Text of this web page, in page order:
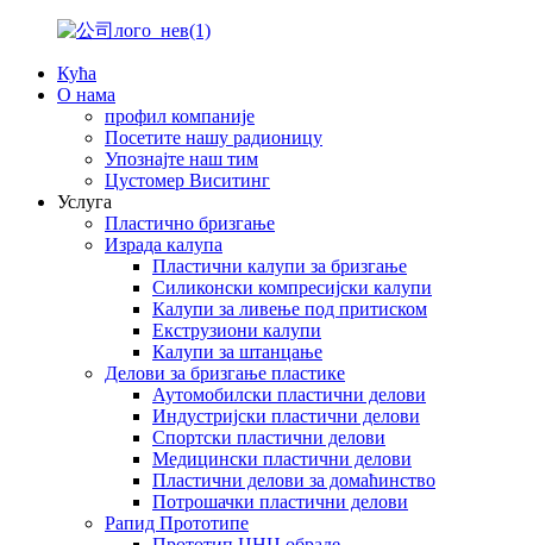
Кућа
О нама
профил компаније
Посетите нашу радионицу
Упознајте наш тим
Цустомер Виситинг
Услуга
Пластично бризгање
Израда калупа
Пластични калупи за бризгање
Силиконски компресијски калупи
Калупи за ливење под притиском
Екструзиони калупи
Калупи за штанцање
Делови за бризгање пластике
Аутомобилски пластични делови
Индустријски пластични делови
Спортски пластични делови
Медицински пластични делови
Пластични делови за домаћинство
Потрошачки пластични делови
Рапид Прототипе